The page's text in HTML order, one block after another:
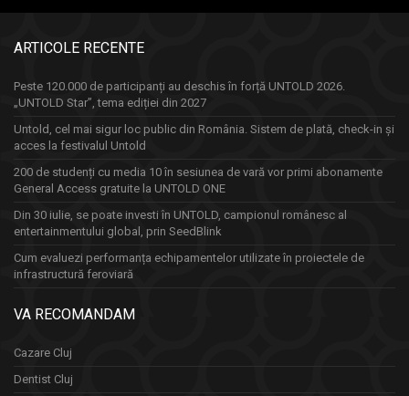
ARTICOLE RECENTE
Peste 120.000 de participanți au deschis în forță UNTOLD 2026.
„UNTOLD Star”, tema ediției din 2027
Untold, cel mai sigur loc public din România. Sistem de plată, check-in și
acces la festivalul Untold
200 de studenți cu media 10 în sesiunea de vară vor primi abonamente
General Access gratuite la UNTOLD ONE
Din 30 iulie, se poate investi în UNTOLD, campionul românesc al
entertainmentului global, prin SeedBlink
Cum evaluezi performanța echipamentelor utilizate în proiectele de
infrastructură feroviară
VA RECOMANDAM
Cazare Cluj
Dentist Cluj